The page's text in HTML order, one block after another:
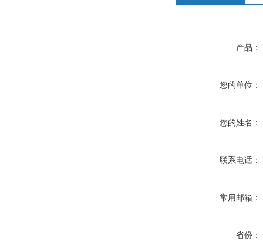
产品：
您的单位：
您的姓名：
联系电话：
常用邮箱：
省份：